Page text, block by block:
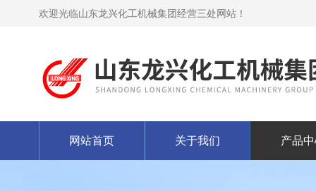
欢迎光临山东龙兴化工机械集团经营三处网站！
网站首页 关于我们 产品